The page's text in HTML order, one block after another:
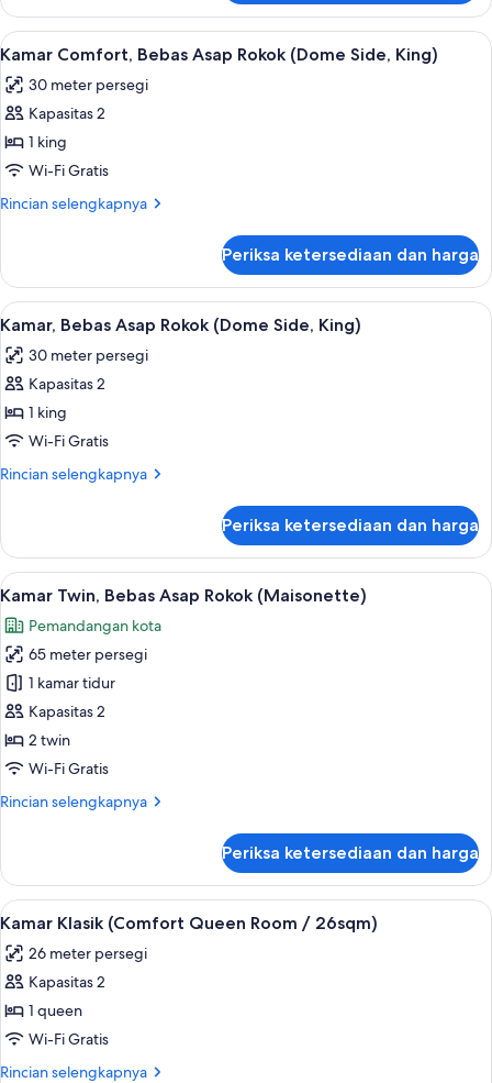
Kamar
Comfort,
Bebas
Rokok
(Palace
King)
Lihat
semua
foto
untuk
Kamar
Comfort,
Bebas
(Dome
Side,
King)
Kamar Comfort, Bebas Asap Rokok
6
Kamar Comfort, Bebas Asap Rokok (Dome Side, King)
30 meter persegi
Kapasitas 2
1 king
Wi-Fi Gratis
Rincian selengkapnya
Rincian
Kamar
Comfort,
Bebas
Rokok
(Dome
King)
Periksa ketersediaan dan harga
Lihat
semua
foto
untuk
Kamar,
Bebas
Asap
Side,
King)
Minibar, brankas, meja kerja, dan
6
Kamar, Bebas Asap Rokok (Dome Side, King)
30 meter persegi
Kapasitas 2
1 king
Wi-Fi Gratis
Rincian selengkapnya
Rincian
Kamar,
Bebas
Asap
(Dome
Side,
King)
Periksa ketersediaan dan harga
Lihat
semua
foto
untuk
Kamar
Twin,
Bebas
Asap
(Maisonette)
Kamar Twin, Bebas Asap Rokok
6
Kamar Twin, Bebas Asap Rokok (Maisonette)
Pemandangan kota
65 meter persegi
1 kamar tidur
Kapasitas 2
2 twin
Wi-Fi Gratis
Rincian selengkapnya
Rincian
Kamar
Twin,
Bebas
Rokok
(Maisonette)
Periksa ketersediaan dan harga
Lihat
semua
foto
untuk
Kamar
Klasik
(Comfort
Minibar, brankas, meja kerja, dan
5
Kamar Klasik (Comfort Queen Room / 26sqm)
26 meter persegi
Kapasitas 2
1 queen
Wi-Fi Gratis
Rincian selengkapnya
Rincian